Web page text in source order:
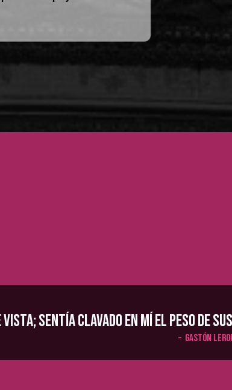
sentía clavado en mí el peso de
– Gastón